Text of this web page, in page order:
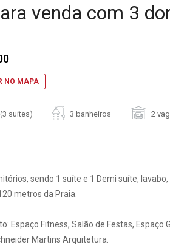
venda com 3
NO MAPA
suítes) 3 banheiros 2
sendo 1 suíte e 1 Demi suíte,
metros da Praia.
Espaço Fitness, Salão de Festas, Espaço
Martins Arquitetura.